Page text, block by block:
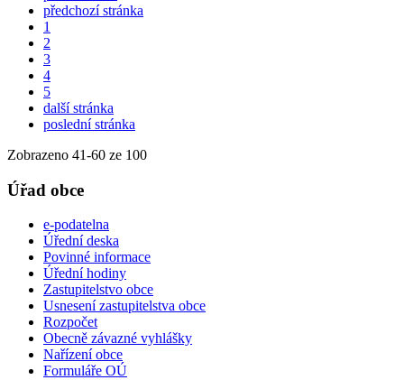
předchozí stránka
1
2
3
4
5
další stránka
poslední stránka
Zobrazeno 41-60 ze 100
Úřad obce
e-podatelna
Úřední deska
Povinné informace
Úřední hodiny
Zastupitelstvo obce
Usnesení zastupitelstva obce
Rozpočet
Obecně závazné vyhlášky
Nařízení obce
Formuláře OÚ